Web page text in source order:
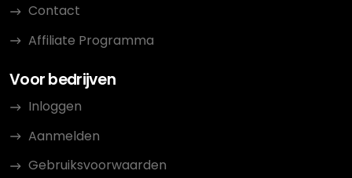
Contact
Affiliate Programma
Voor bedrijven
Inloggen
Aanmelden
Gebruiksvoorwaarden